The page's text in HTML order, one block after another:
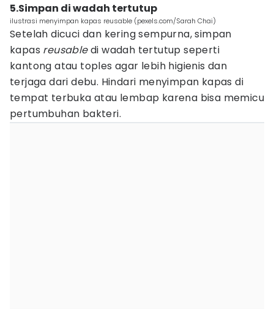
5.Simpan di wadah tertutup
ilustrasi menyimpan kapas reusable (pexels.com/Sarah Chai)
Setelah dicuci dan kering sempurna, simpan
kapas reusabledi wadah tertutup seperti
kantong atau toples agar lebih higienis dan
terjaga dari debu. Hindari menyimpan kapas di
tempat terbuka atau lembap karena bisa memicu
pertumbuhan bakteri.